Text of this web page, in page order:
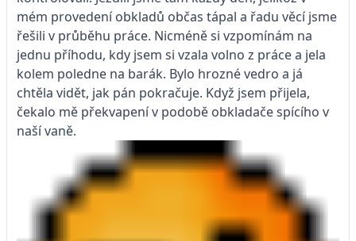
mém provedení obkladů občas tápal a řadu věcí jsme
řešili v průběhu práce. Nicméně si vzpomínám na
jednu příhodu, kdy jsem si vzala volno z práce a jela
kolem poledne na barák. Bylo hrozné vedro a já
chtěla vidět, jak pán pokračuje. Když jsem přijela,
čekalo mě překvapení v podobě obkladače spícího v
naší vaně.